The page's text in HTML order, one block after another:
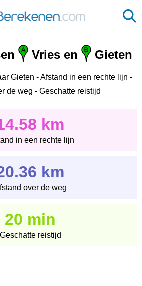
Vries en Gieten
Gieten - Afstand in een rechte lijn -
de weg - Geschatte reistijd
km
in een rechte lijn
km
over de weg
20 min
Geschatte reistijd